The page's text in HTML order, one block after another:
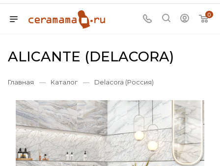
0
ALICANTE (DELACORA)
Главная — Каталог — Delacora (Россия)